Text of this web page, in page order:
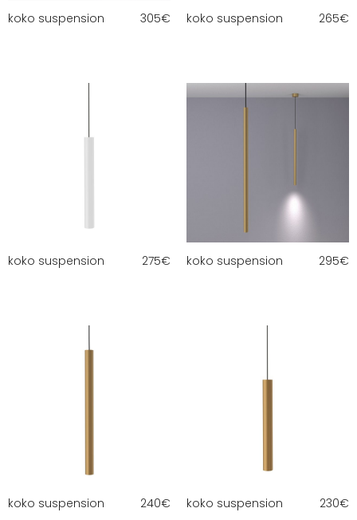
koko suspension 305€ koko suspension 265€
koko suspension 275€ koko suspension 295€
koko suspension 240€ koko suspension 230€